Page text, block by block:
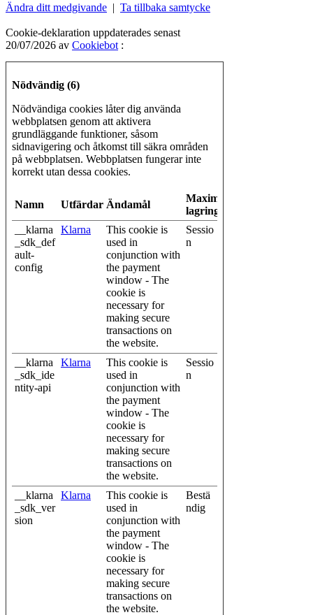
Ändra ditt medgivande | Ta tillbaka samtycke
Cookie-deklaration uppdaterades senast
20/07/2026 av Cookiebot :
Nödvändig (6)
Nödvändiga cookies låter dig använda
webbplatsen genom att aktivera
grundläggande funktioner, såsom
sidnavigering och åtkomst till säkra områden
på webbplatsen. Webbplatsen fungerar inte
korrekt utan dessa cookies.
Namn UtfärdareÄndamål
Maximal
lagringstid
__klarna
_sdk_def
ault-
config
Klarna
This cookie is
used in
conjunction with
the payment
window - The
cookie is
necessary for
making secure
transactions on
the website.
Sessio
n
__klarna
_sdk_ide
ntity-api
Klarna
This cookie is
used in
conjunction with
the payment
window - The
cookie is
necessary for
making secure
transactions on
the website.
Sessio
n
__klarna
_sdk_ver
sion
Klarna
This cookie is
used in
conjunction with
the payment
window - The
cookie is
necessary for
making secure
transactions on
the website.
Bestä
ndig